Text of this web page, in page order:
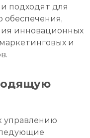
подходят для
обеспечения,
инновационных
и
управлению